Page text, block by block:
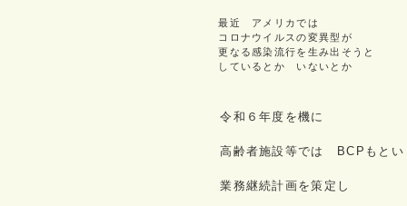
最近 アメリカでは
コロナウイルスの変異型が
更なる感染流行を生み出そうと
しているとか いないとか
令和６年度を機に
高齢者施設等では BCPもとい
業務継続計画を策定し